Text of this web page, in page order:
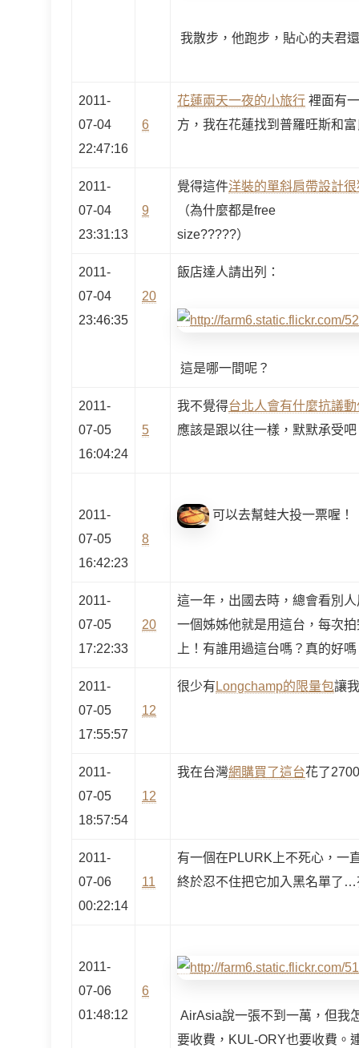
我散步，他跑步，貼心的夫君
2011-
07-04
22:47:16
6
花蓮兩天一夜的小旅行 裡面有
方，我在花蓮找到普羅旺斯和
2011-
07-04
23:31:13
9
覺得這件洋裝的單斜肩帶設計
（為什麼都是free
size?????）
2011-
07-04
23:46:35
20
飯店達人請出列：
這是哪一間呢？
2011-
07-05
16:04:24
5
我不覺得台北人會有什麼抗議動
應該是跟以往一樣，默默承受吧
2011-
07-05
16:42:23
8
可以去幫蛙大投一票喔！
2011-
07-05
17:22:33
20
這一年，出國去時，總會看別
一個姊姊他就是用這台，每次
上！有誰用過這台嗎？真的好
2011-
07-05
17:55:57
12
很少有 Longchamp的限量包讓
2011-
07-05
18:57:54
12
我在台灣網購買了這台花了
2011-
07-06
00:22:14
11
有一個在PLURK上不死心，一
終於忍不住把它加入黑名單了…
2011-
07-06
01:48:12
6
AirAsia說一張不到一萬，但我
要收費，KUL-ORY也要收費。